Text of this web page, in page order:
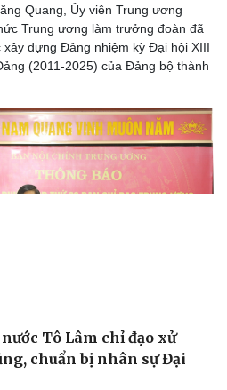
Quang, Ủy viên Trung ương
Trung ương làm trưởng đoàn đã
xây dựng Đảng nhiệm kỳ Đại hội XIII
(2011-2025) của Đảng bộ thành
Tô Lâm chỉ đạo xử
chuẩn bị nhân sự Đại